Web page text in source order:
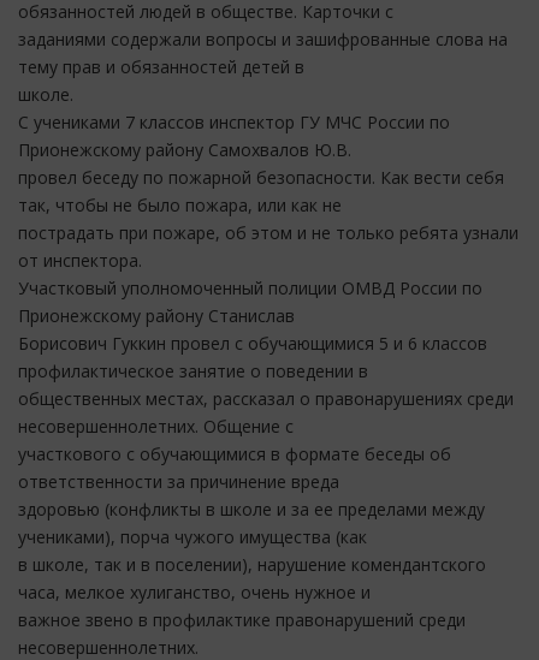
обязанностей людей в обществе. Карточки с
заданиями содержали вопросы и зашифрованные слова на
тему прав и обязанностей детей в
школе.
С учениками 7 классов инспектор ГУ МЧС России по
Прионежскому району Самохвалов Ю.В.
провел беседу по пожарной безопасности. Как вести себя
так, чтобы не было пожара, или как не
пострадать при пожаре, об этом и не только ребята узнали
от инспектора.
Участковый уполномоченный полиции ОМВД России по
Прионежскому району Станислав
Борисович Гуккин провел с обучающимися 5 и 6 классов
профилактическое занятие о поведении в
общественных местах, рассказал о правонарушениях среди
несовершеннолетних. Общение с
участкового с обучающимися в формате беседы об
ответственности за причинение вреда
здоровью (конфликты в школе и за ее пределами между
учениками), порча чужого имущества (как
в школе, так и в поселении), нарушение комендантского
часа, мелкое хулиганство, очень нужное и
важное звено в профилактике правонарушений среди
несовершеннолетних.